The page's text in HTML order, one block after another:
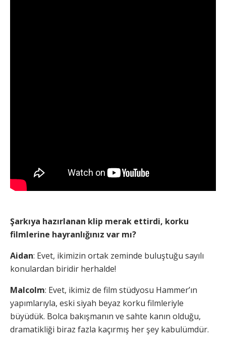
Şarkıya hazırlanan klip merak ettirdi, korku
filmlerine hayranlığınız var mı?
Aidan: Evet, ikimizin ortak zeminde buluştuğu sayılı
konulardan biridir herhalde!
Malcolm: Evet, ikimiz de film stüdyosu Hammer’ın
yapımlarıyla, eski siyah beyaz korku filmleriyle
büyüdük. Bolca bakışmanın ve sahte kanın olduğu,
dramatikliği biraz fazla kaçırmış her şey kabulümdür.